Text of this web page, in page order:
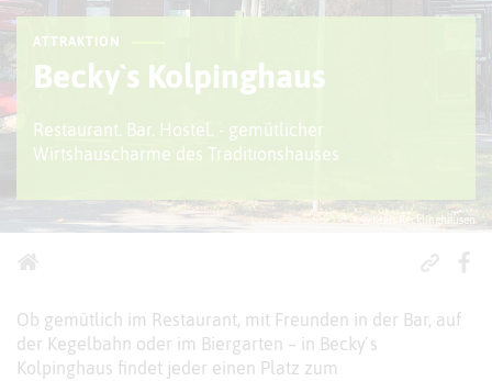
© Kreis Recklinghausen
ATTRAKTION
Becky`s Kolpinghaus
Restaurant. Bar. Hostel. - gemütlicher
Wirtshauscharme des Traditionshauses
Ob gemütlich im Restaurant, mit Freunden in der Bar, auf
der Kegelbahn oder im Biergarten – in Becky ́s
Kolpinghaus findet jeder einen Platz zum